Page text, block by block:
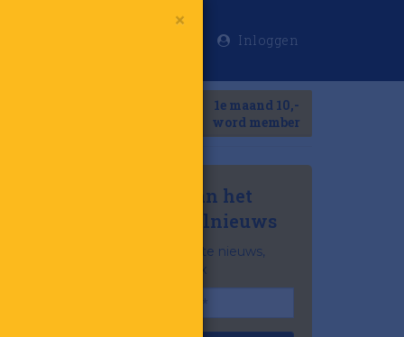
Inloggen
1e maand 10,-
word member
Mis niets van het
laatste retailnieuws
Het belangrijkste nieuws,
gratis in je inbox